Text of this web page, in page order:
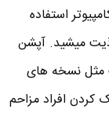
استفاده
میشید. آپشن
مثل نسخه های
کردن افراد مزاحم